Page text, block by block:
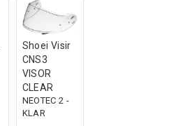
Shoei Visir
CNS3
VISOR
CLEAR
NEOTEC 2 -
KLAR